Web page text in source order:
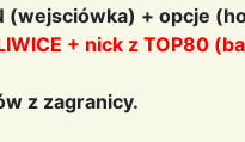
(wejsciówka) + opcje
+ nick z TOP80
z zagranicy.